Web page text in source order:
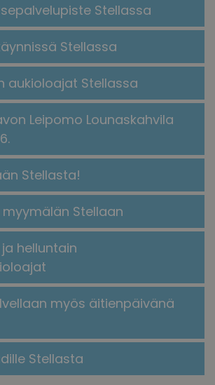
Stellassa
Stellassa
aukioloajat Stellassa
Leipomo Lounaskahvila
Stellasta!
Stellaan​
helluntain
myös äitienpäivänä
Stellasta